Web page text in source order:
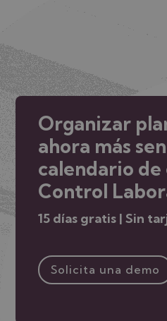
Organizar
ahora más
calendario de
Control
15 días gratis | Sin
Solicita una demo